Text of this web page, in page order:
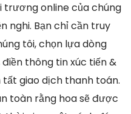
trương online của chúng
nghi. Bạn chỉ cần truy
tôi, chọn lựa dòng
thông tin xúc tiến &
tất giao dịch thanh toán.
toàn rằng hoa sẽ được